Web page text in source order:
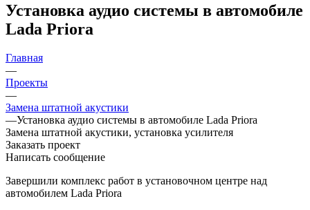
Установка аудио системы в автомобиле
Lada Priora
Главная
—
Проекты
—
Замена штатной акустики
—Установка аудио системы в автомобиле Lada Priora
Замена штатной акустики, установка усилителя
Заказать проект
Написать сообщение
Завершили комплекс работ в установочном центре над
автомобилем Lada Priora